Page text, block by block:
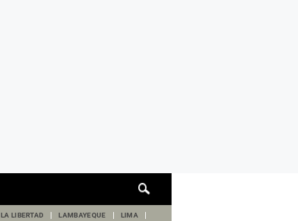
de
LA LIBERTAD LAMBAYEQUE LIMA